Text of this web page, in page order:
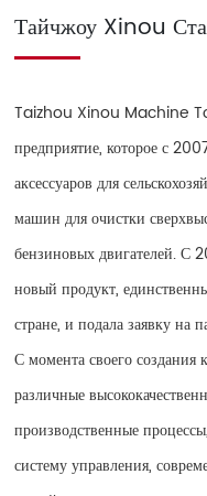
Тайчжоу Xinou
Taizhou Xinou Machine
предприятие, которое с
аксессуаров для
машин для очистки
бензиновых двигателей. С
новый продукт,
стране, и подала заявку на
С момента своего создания
различные
производственные
систему управления,